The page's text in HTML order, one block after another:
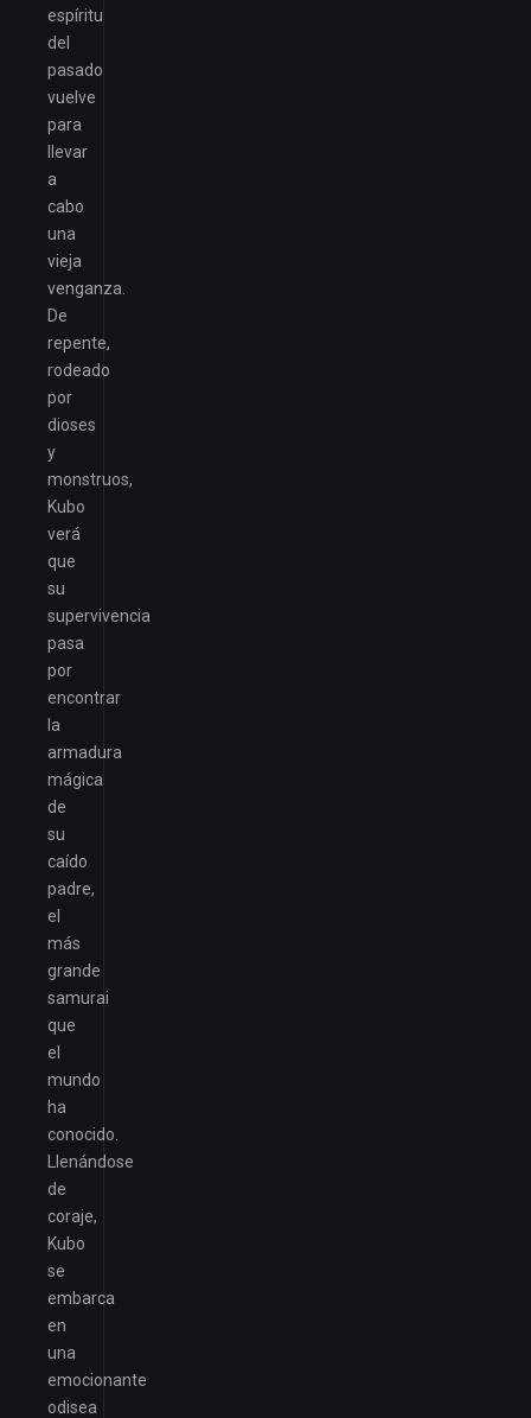
espíritu
del
pasado
vuelve
para
llevar
a
cabo
una
vieja
venganza.
De
repente,
rodeado
por
dioses
y
monstruos,
Kubo
verá
que
su
supervivencia
pasa
por
encontrar
la
armadura
mágica
de
su
caído
padre,
el
más
grande
samurai
que
el
mundo
ha
conocido.
Llenándose
de
coraje,
Kubo
se
embarca
en
una
emocionante
odisea